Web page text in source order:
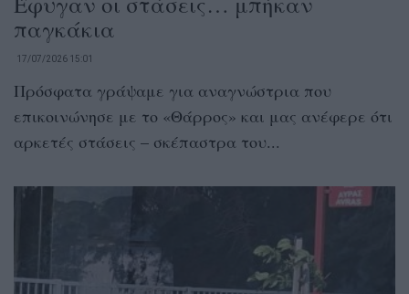
παγκάκια
17/07/2026 15:01
Πρόσφατα γράψαμε για αναγνώστρια που
επικοινώνησε με το «Θάρρος» και μας ανέφερε ότι
αρκετές στάσεις – σκέπαστρα του...